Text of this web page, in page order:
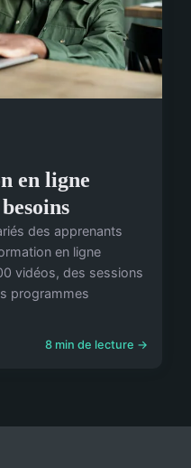
en ligne
des apprenants
en ligne
vidéos, des sessions
programmes
8 min de lecture →